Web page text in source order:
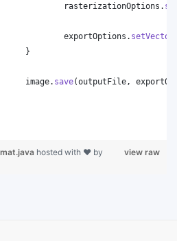
rasterizationOptions .
exportOptions .
			}
image. save(outputFile ,
view raw
hosted with ❤ by